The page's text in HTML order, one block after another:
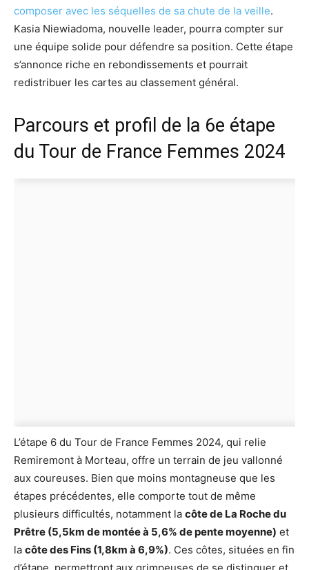
composer avec les séquelles de sa chute de la veille.
Kasia Niewiadoma, nouvelle leader, pourra compter sur
une équipe solide pour défendre sa position. Cette étape
s’annonce riche en rebondissements et pourrait
redistribuer les cartes au classement général.
Parcours et profil de la 6e étape
du Tour de France Femmes 2024
L’étape 6 du Tour de France Femmes 2024, qui relie
Remiremont à Morteau, offre un terrain de jeu vallonné
aux coureuses. Bien que moins montagneuse que les
étapes précédentes, elle comporte tout de même
plusieurs difficultés, notamment la côte de La Roche du
Prêtre (5,5km de montée à 5,6% de pente moyenne) et
la côte des Fins (1,8km à 6,9%). Ces côtes, situées en fin